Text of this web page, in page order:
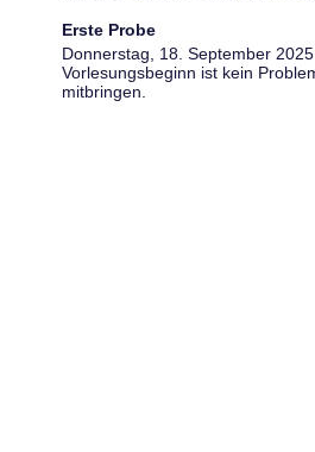
Erste Probe
Donnerstag, 18. September
Vorlesungsbeginn ist kein
mitbringen.